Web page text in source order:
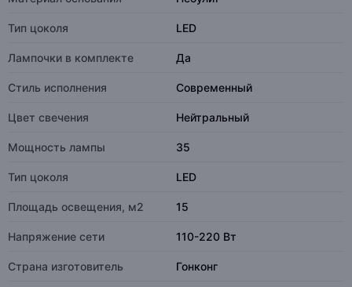
Тип цоколя LED
Лампочки в комплекте Да
Стиль исполнения Современный
Цвет свечения Нейтральный
Мощность лампы 35
Тип цоколя LED
Площадь освещения, м2 15
Напряжение сети 110-220 Вт
Страна изготовитель Гонконг